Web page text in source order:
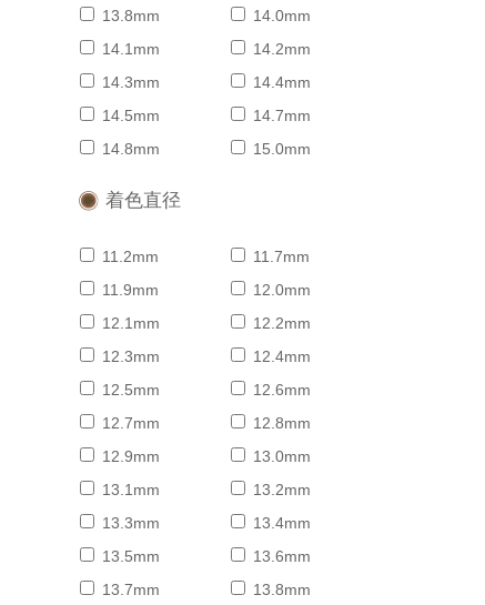
13.8mm
14.0mm
14.1mm
14.2mm
14.3mm
14.4mm
14.5mm
14.7mm
14.8mm
15.0mm
着色直径
11.2mm
11.7mm
11.9mm
12.0mm
12.1mm
12.2mm
12.3mm
12.4mm
12.5mm
12.6mm
12.7mm
12.8mm
12.9mm
13.0mm
13.1mm
13.2mm
13.3mm
13.4mm
13.5mm
13.6mm
13.7mm
13.8mm